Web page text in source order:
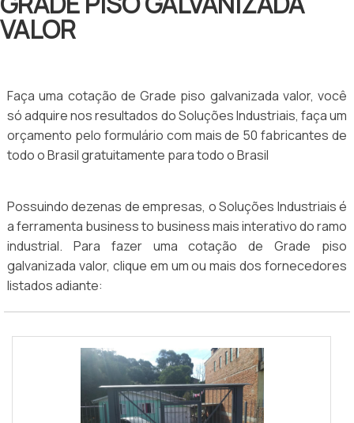
VALOR
Faça uma cotação de Grade piso galvanizada valor, você
só adquire nos resultados do Soluções Industriais, faça um
orçamento pelo formulário com mais de 50 fabricantes de
todo o Brasil gratuitamente para todo o Brasil
Possuindo dezenas de empresas, o Soluções Industriais é
a ferramenta business to business mais interativo do ramo
industrial. Para fazer uma cotação de Grade piso
galvanizada valor, clique em um ou mais dos fornecedores
listados adiante: